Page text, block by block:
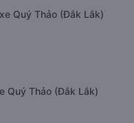
Quý Thảo (Đắk Lắk)
Quý Thảo (Đắk Lắk)